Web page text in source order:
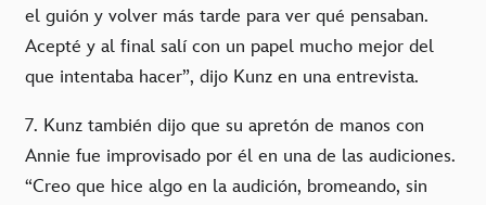
el guión y volver más tarde para ver qué pensaban.
Acepté y al final salí con un papel mucho mejor del
que intentaba hacer”, dijo Kunz en una entrevista.
7. Kunz también dijo que su apretón de manos con
Annie fue improvisado por él en una de las audiciones.
“Creo que hice algo en la audición, bromeando, sin